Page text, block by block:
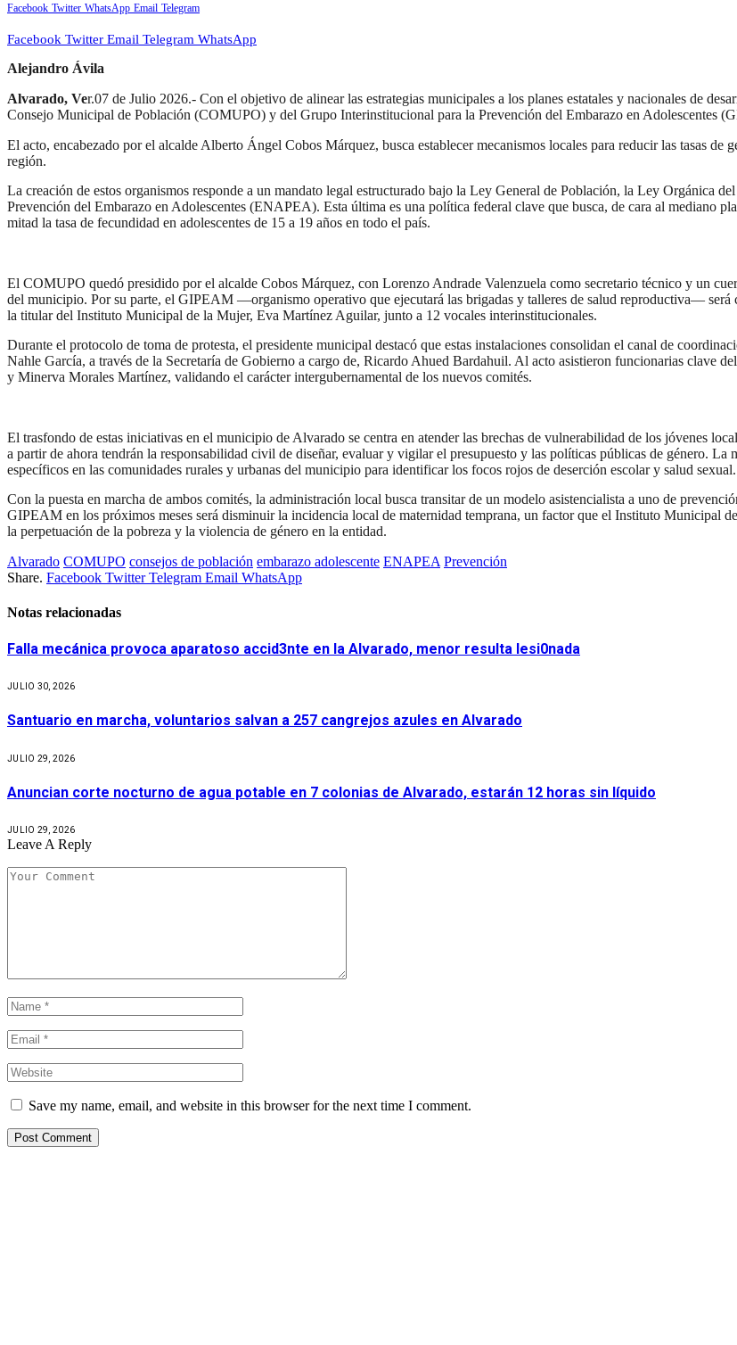
Facebook Twitter WhatsApp Email Telegram
Facebook Twitter Email Telegram WhatsApp
Alejandro Ávila
Alvarado, Ver.07 de Julio 2026.- Con el objetivo de alinear las estrategias municipales a los planes estatales y nacionales de
Consejo Municipal de Población (COMUPO) y del Grupo Interinstitucional para la Prevención del Embarazo en Adolescentes
El acto, encabezado por el alcalde Alberto Ángel Cobos Márquez, busca establecer mecanismos locales para reducir las tasas de
región.
​La creación de estos organismos responde a un mandato legal estructurado bajo la Ley General de Población, la Ley Orgánica
Prevención del Embarazo en Adolescentes (ENAPEA). Esta última es una política federal clave que busca, de cara al mediano
mitad la tasa de fecundidad en adolescentes de 15 a 19 años en todo el país.
​El COMUPO quedó presidido por el alcalde Cobos Márquez, con Lorenzo Andrade Valenzuela como secretario técnico y un
del municipio. Por su parte, el GIPEAM —organismo operativo que ejecutará las brigadas y talleres de salud reproductiva— será
la titular del Instituto Municipal de la Mujer, Eva Martínez Aguilar, junto a 12 vocales interinstitucionales.
​Durante el protocolo de toma de protesta, el presidente municipal destacó que estas instalaciones consolidan el canal de
Nahle García, a través de la Secretaría de Gobierno a cargo de, Ricardo Ahued Bardahuil. Al acto asistieron funcionarias clave
y Minerva Morales Martínez, validando el carácter intergubernamental de los nuevos comités.
​El trasfondo de estas iniciativas en el municipio de Alvarado se centra en atender las brechas de vulnerabilidad de los jóvenes
a partir de ahora tendrán la responsabilidad civil de diseñar, evaluar y vigilar el presupuesto y las políticas públicas de género.
específicos en las comunidades rurales y urbanas del municipio para identificar los focos rojos de deserción escolar y salud sexual.
​Con la puesta en marcha de ambos comités, la administración local busca transitar de un modelo asistencialista a uno de
GIPEAM en los próximos meses será disminuir la incidencia local de maternidad temprana, un factor que el Instituto Municipal
la perpetuación de la pobreza y la violencia de género en la entidad.
Alvarado COMUPO consejos de población embarazo adolescente ENAPEA Prevención
Share. Facebook Twitter Telegram Email WhatsApp
Notas relacionadas
Falla mecánica provoca aparatoso accid3nte en la Alvarado, menor resulta lesi0nada
JULIO 30, 2026
Santuario en marcha, voluntarios salvan a 257 cangrejos azules en Alvarado
JULIO 29, 2026
Anuncian corte nocturno de agua potable en 7 colonias de Alvarado, estarán 12 horas sin líquido
JULIO 29, 2026
Leave A Reply
Save my name, email, and website in this browser for the next time I comment.